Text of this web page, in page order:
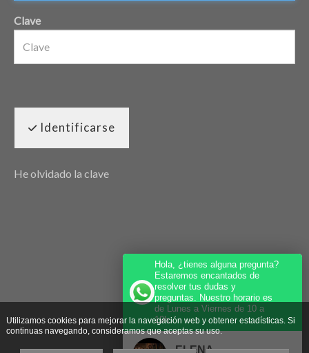
Clave
Identificarse
He olvidado la clave
Utilizamos cookies para mejorar la navegación web y obtener estadísticas. Si
continuas navegando, consideramos que aceptas su uso.
Hola, ¿tienes alguna pregunta?
Estaremos encantados de
resolver tus dudas y
preguntas. Nuestro horario es
de Lunes a Viernes de 10 a
19h.
ELENA